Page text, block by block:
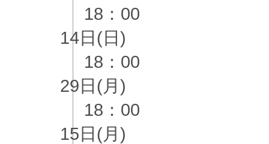
18：00
14日(日)
18：00
29日(月)
18：00
15日(月)